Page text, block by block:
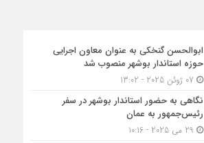
ابوالحسن گنخکی به عنوان معاون اجرایی
حوزه استاندار بوشهر منصوب شد
نگاهی به حضور استاندار بوشهر در سفر
رئیس‌جمهور به عمان